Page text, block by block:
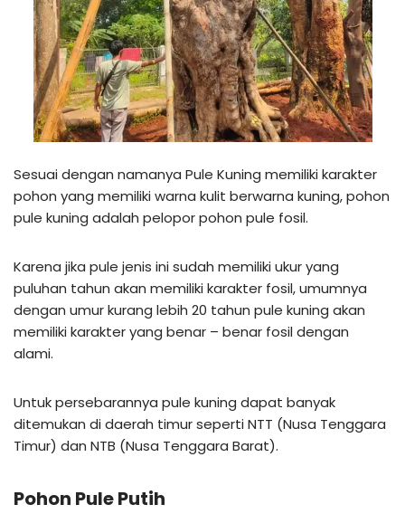
Sesuai dengan namanya Pule Kuning memiliki karakter
pohon yang memiliki warna kulit berwarna kuning, pohon
pule kuning adalah pelopor pohon pule fosil.
Karena jika pule jenis ini sudah memiliki ukur yang
puluhan tahun akan memiliki karakter fosil, umumnya
dengan umur kurang lebih 20 tahun pule kuning akan
memiliki karakter yang benar – benar fosil dengan
alami.
Untuk persebarannya pule kuning dapat banyak
ditemukan di daerah timur seperti NTT (Nusa Tenggara
Timur) dan NTB (Nusa Tenggara Barat).
Pohon Pule Putih